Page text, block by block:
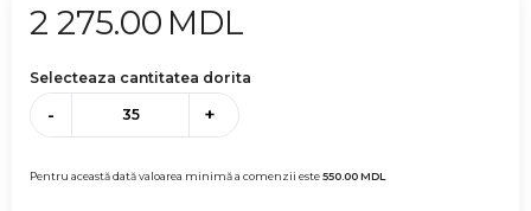
2 275.00 MDL
Selecteaza cantitatea dorita
- +
Pentru această dată valoarea minimă a comenzii este550.00MDL